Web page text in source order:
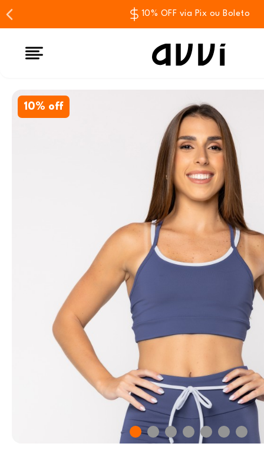
10% OFF via Pix ou Boleto
10% off